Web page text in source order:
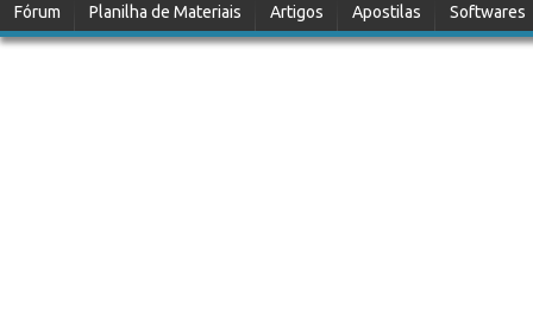
Fórum
Planilha de Materiais Artigos Apostilas Softwares